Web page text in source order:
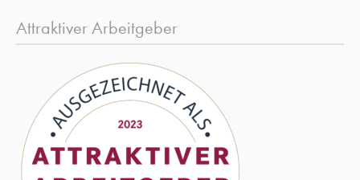
Attraktiver Arbeitgeber